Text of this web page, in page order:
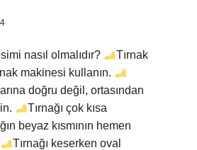
nasıl olmalıdır?
Tırnak
makinesi kullanın.
doğru değil, ortasından
Tırnağı çok kısa
beyaz kısmının hemen
Tırnağı keserken oval